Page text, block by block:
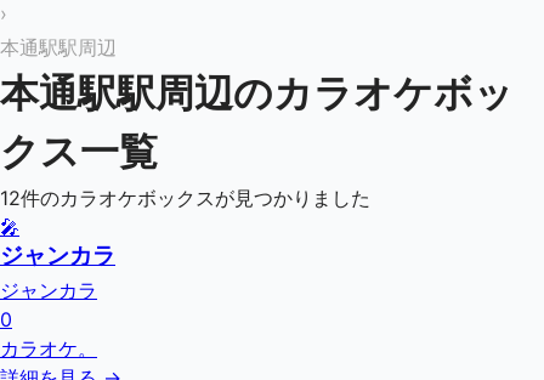
›
本通駅駅周辺
本通駅駅周辺のカラオケボッ
クス一覧
12件のカラオケボックスが見つかりました
🎤
ジャンカラ
ジャンカラ
0
カラオケ。